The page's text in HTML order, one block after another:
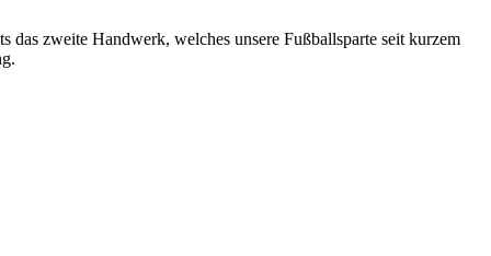
das zweite Handwerk, welches unsere Fußballsparte seit kurzem